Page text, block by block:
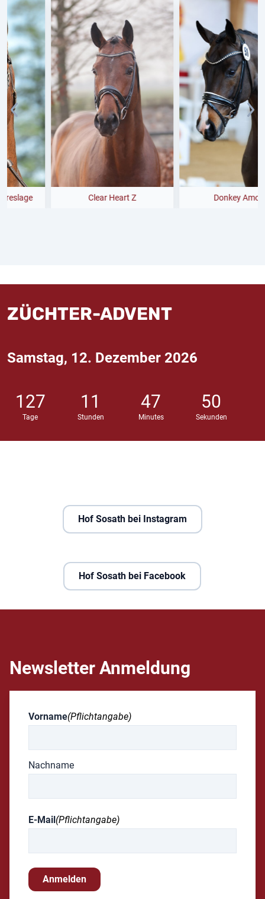
Clear Heart Z Donkey Amour
ZÜCHTER-ADVENT
Samstag, 12. Dezember 2026
127
Tage
11
Stunden
47
Minutes
49
Sekunden
Hof Sosath bei Instagram
Hof Sosath bei Facebook
Newsletter Anmeldung
Vorname(Pflichtangabe)
Nachname
E-Mail (Pflichtangabe)
Anmelden